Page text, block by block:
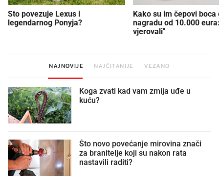
Što povezuje Lexus i
legendarnog Ponyja?
Kako su im čepovi boca
nagradu od 10.000
vjerovali"
NAJNOVIJE NAJČITANIJE VEZANO
Koga zvati kad vam zmija uđe u
kuću?
Što novo povećanje mirovina znači
za branitelje koji su nakon rata
nastavili raditi?